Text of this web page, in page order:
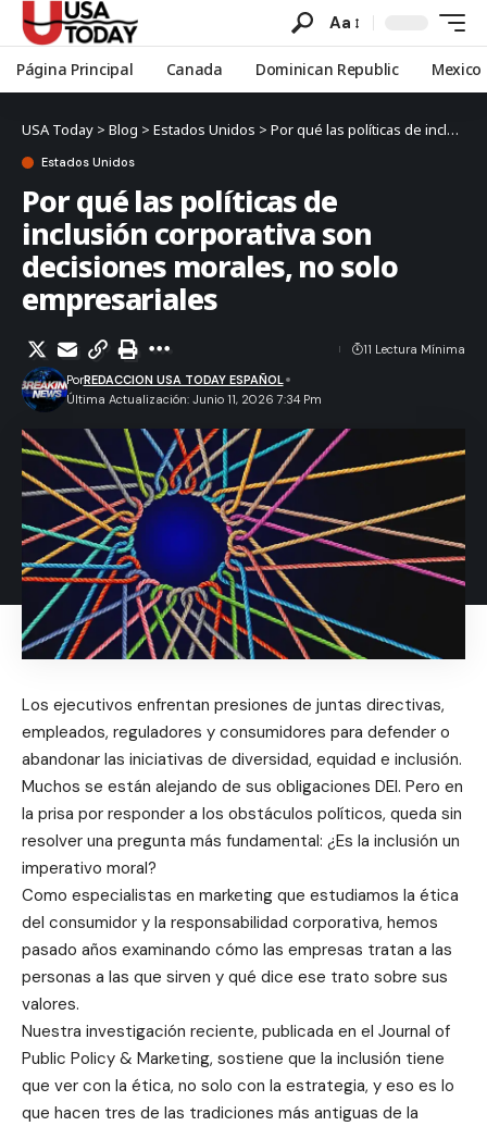
Aa
Página Principal Canada Dominican Republic Mexico
USA Today > Blog > Estados Unidos > Por qué las políticas de inclusión corporativa son decisiones morales, no solo empresariales
Estados Unidos
Por qué las políticas de
inclusión corporativa son
decisiones morales, no solo
empresariales
Última Actualización: Junio 11, 2026 7:34 Pm
PorREDACCION USA TODAY ESPAÑOL
11 Lectura Mínima
Los ejecutivos enfrentan presiones de juntas directivas,
empleados, reguladores y consumidores para defender o
abandonar las iniciativas de diversidad, equidad e inclusión.
Muchos se están alejando de sus obligaciones DEI. Pero en
la prisa por responder a los obstáculos políticos, queda sin
resolver una pregunta más fundamental: ¿Es la inclusión un
imperativo moral?
Como especialistas en marketing que estudiamos la ética
del consumidor y la responsabilidad corporativa, hemos
pasado años examinando cómo las empresas tratan a las
personas a las que sirven y qué dice ese trato sobre sus
valores.
Nuestra investigación reciente, publicada en el Journal of
Public Policy & Marketing, sostiene que la inclusión tiene
que ver con la ética, no solo con la estrategia, y eso es lo
que hacen tres de las tradiciones más antiguas de la